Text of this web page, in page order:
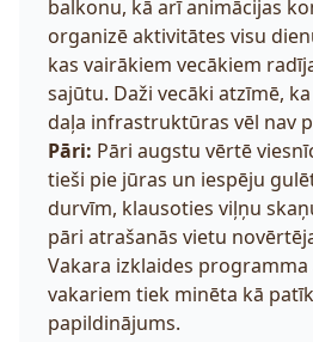
balkonu, kā arī animācijas
organizē aktivitātes visu
kas vairākiem vecākiem
sajūtu. Daži vecāki atzīmē,
daļa infrastruktūras vēl nav
Pāri: Pāri augstu vērtē
tieši pie jūras un iespēju
durvīm, klausoties viļņu
pāri atrašanās vietu
Vakara izklaides
vakariem tiek minēta kā
papildinājums.